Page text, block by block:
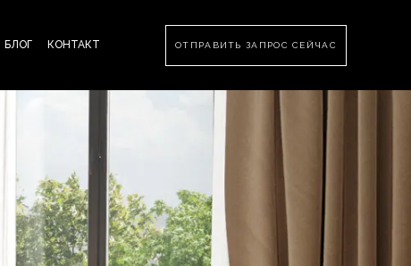
БЛОГ КОНТАКТ ОТПРАВИТЬ ЗАПРОС СЕЙЧАС